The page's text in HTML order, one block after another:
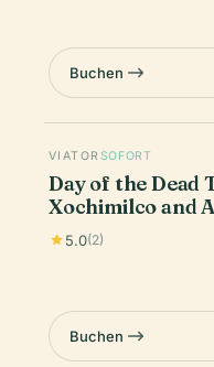
Buchen
VIATOR SOFORT
Day of the Dead
Xochimilco and
5.0(2)
Buchen